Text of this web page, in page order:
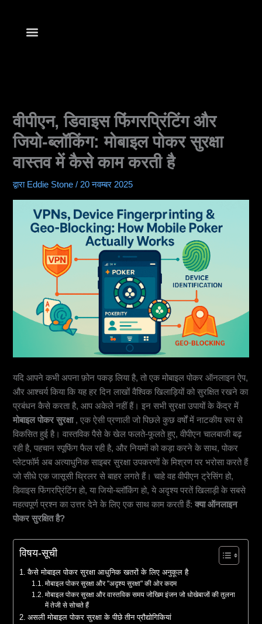
वीपीएन, डिवाइस फिंगरप्रिंटिंग और
जियो-ब्लॉकिंग: मोबाइल पोकर सुरक्षा
वास्तव में कैसे काम करती है
द्वारा Eddie Stone/20 नवम्बर 2025
यदि आपने कभी अपना फ़ोन पकड़ लिया है, तो एकमोबाइल पोकर ऑनलाइनऐप,
और आश्चर्य किया कि यह हर दिन लाखों वैश्विक खिलाड़ियों को सुरक्षित रखने का
प्रबंधन कैसे करता है, आप अकेले नहीं हैं। इन सभी सुरक्षा उपायों के केंद्र में
मोबाइल पोकर सुरक्षा , एक ऐसी प्रणाली जो पिछले कुछ वर्षों में नाटकीय रूप से
विकसित हुई है। वास्तविक पैसे के खेल फलते-फूलते हुए, वीपीएन चालबाजी बढ़
रही है, पहचान स्पूफिंग फैल रही है, और नियमों को कड़ा करने के साथ, पोकर
प्लेटफॉर्म अब अत्याधुनिक साइबर सुरक्षा उपकरणों के मिश्रण पर भरोसा करते हैं
जो सीधे एक जासूसी थ्रिलर से बाहर लगते हैं। चाहे वह वीपीएन ट्रेसिंग हो,
डिवाइस फिंगरप्रिंटिंग हो, या जियो-ब्लॉकिंग हो, ये अदृश्य परतें खिलाड़ी के सबसे
महत्वपूर्ण प्रश्न का उत्तर देने के लिए एक साथ काम करती हैं:क्या ऑनलाइन
पोकर सुरक्षित है?
विषय-सूची
कैसे मोबाइल पोकर सुरक्षा आधुनिक खतरों के लिए अनुकूल है
मोबाइल पोकर सुरक्षा और "अदृश्य सुरक्षा" की ओर कदम
मोबाइल पोकर सुरक्षा और वास्तविक समय जोखिम इंजन जो धोखेबाजों की तुलना
में तेजी से सोचते हैं
असली मोबाइल पोकर सुरक्षा के पीछे तीन प्रौद्योगिकियां